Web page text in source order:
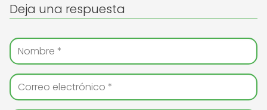
Deja una respuesta